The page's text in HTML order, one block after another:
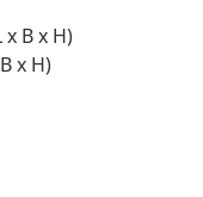
B x H)
x H)